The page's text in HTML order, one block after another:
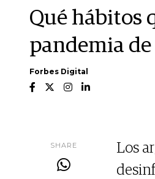
Qué hábitos
pandemia de
Forbes Digital
SHARE
Los